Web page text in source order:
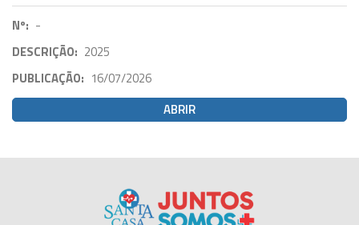
Nº: -
DESCRIÇÃO: 2025
PUBLICAÇÃO: 16/07/2026
ABRIR